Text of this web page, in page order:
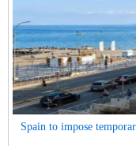
Spain to impose